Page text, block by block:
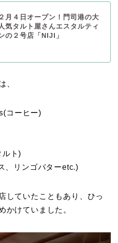
２月４日オープン！門司港の大
人気タルト屋さんエスタルティ
の２号店「NIJI」
、
コーヒー)
ト)
、リンゴバターetc.)
していたこともあり、ひっ
かけていました。